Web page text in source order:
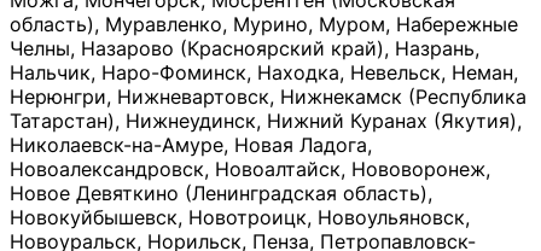
область), Муравленко, Мурино, Муром, Набережные
Челны, Назарово (Красноярский край), Назрань,
Нальчик, Наро-Фоминск, Находка, Невельск, Неман,
Нерюнгри, Нижневартовск, Нижнекамск (Республика
Татарстан), Нижнеудинск, Нижний Куранах (Якутия),
Николаевск-на-Амуре, Новая Ладога,
Новоалександровск, Новоалтайск, Нововоронеж,
Новое Девяткино (Ленинградская область),
Новокуйбышевск, Новотроицк, Новоульяновск,
Новоуральск, Норильск, Пенза, Петропавловск-